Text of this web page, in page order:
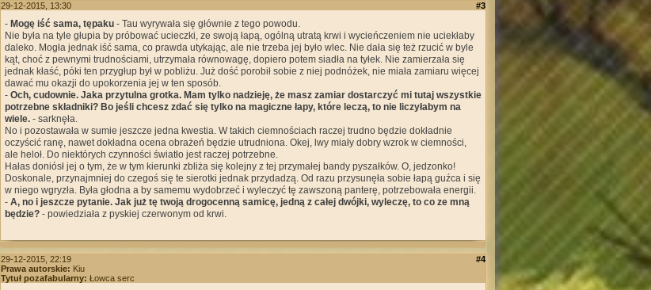
#3
29-12-2015, 13:30
- Mogę iść sama, tępaku - Tau wyrywała się głównie z tego powodu.
Nie była na tyle głupia by próbować ucieczki, ze swoją łapą, ogólną utratą krwi i wycieńczeniem nie uciekłaby
daleko. Mogła jednak iść sama, co prawda utykając, ale nie trzeba jej było wlec. Nie dała się też rzucić w byle
kąt, choć z pewnymi trudnościami, utrzymała równowagę, dopiero potem siadła na tyłek. Nie zamierzała się
jednak kłaść, póki ten przygłup był w pobliżu. Już dość porobił sobie z niej podnóżek, nie miała zamiaru więcej
dawać mu okazji do upokorzenia jej w ten sposób.
- Och, cudownie. Jaka przytulna grotka. Mam tylko nadzieję, że masz zamiar dostarczyć mi tutaj wszystkie
potrzebne składniki? Bo jeśli chcesz zdać się tylko na magiczne łapy, które leczą, to nie liczyłabym na
wiele. - sarknęła.
No i pozostawała w sumie jeszcze jedna kwestia. W takich ciemnościach raczej trudno będzie dokładnie
oczyścić ranę, nawet dokładna ocena obrażeń będzie utrudniona. Okej, lwy miały dobry wzrok w ciemności,
ale heloł. Do niektórych czynności światło jest raczej potrzebne.
Hałas doniósł jej o tym, że w tym kierunki zbliża się kolejny z tej przymałej bandy pyszałków. O, jedzonko!
Doskonale, przynajmniej do czegoś się te sierotki jednak przydadzą. Od razu przysunęła sobie łapą guźca i się
w niego wgryzła. Była głodna a by samemu wydobrzeć i wyleczyć tę zawszoną panterę, potrzebowała energii.
- A, no i jeszcze pytanie. Jak już tę twoją drogocenną samicę, jedną z całej dwójki, wyleczę, to co ze mną
będzie? - powiedziała z pyskiej czerwonym od krwi.
#4
29-12-2015, 22:19
Prawa autorskie: Kiu
Tytuł pozafabularny: Łowca serc